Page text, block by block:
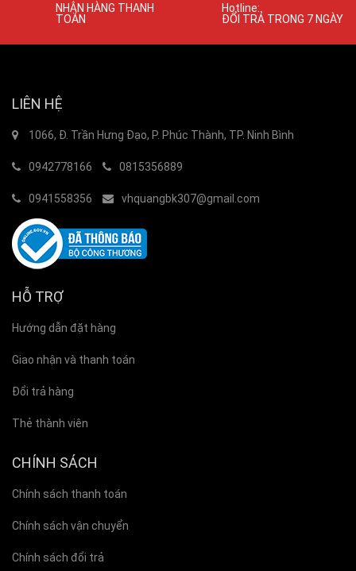
NHẬN HÀNG THANH
TOÁN
Hotline:
ĐỔI TRẢ TRONG 7 NGÀY
LIÊN HỆ
1066, Đ. Trần Hưng Đạo, P. Phúc Thành, TP. Ninh Bình
0942778166 0815356889
0941558356 vhquangbk307@gmail.com
HỖ TRỢ
Hướng dẫn đặt hàng
Giao nhận và thanh toán
Đổi trả hàng
Thẻ thành viên
CHÍNH SÁCH
Chính sách thanh toán
Chính sách vận chuyển
Chính sách đổi trả